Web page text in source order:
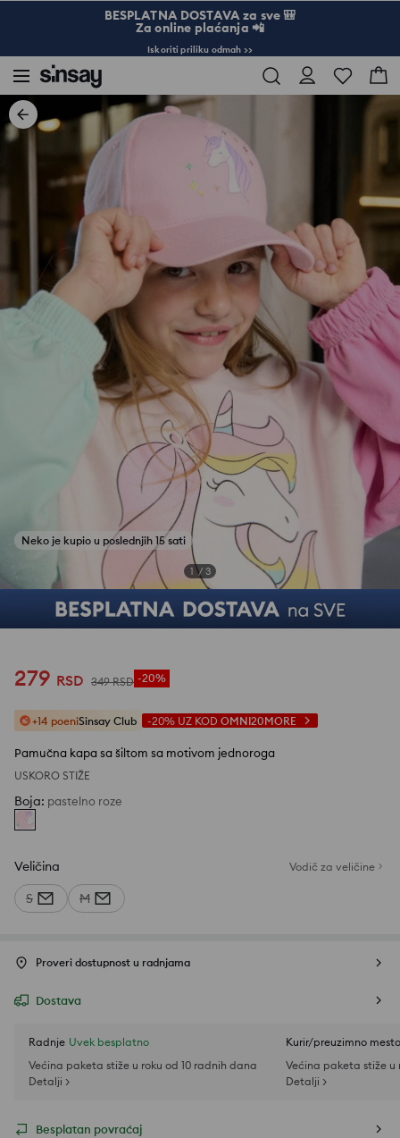
BESPLATNA DOSTAVA za sve 🎒
Za online plaćanja 📲
Iskoriti priliku odmah >>
1 / 3
279 RSD 349 RSD -20%
+14 poeniSinsay Club -20% UZ KOD OMNI20MORE
Pamučna kapa sa šiltom sa motivom jednoroga
USKORO STIŽE
Boja: pastelno roze
Veličina Vodič za veličine
S M
Proveri dostupnost u radnjama
Dostava
Radnje Uvek besplatno
Većina paketa stiže u roku od 10 radnih dana
Detalji >
Kurir/preuzimno mesto
Većina paketa stiže u
Detalji >
Besplatan povraćaj